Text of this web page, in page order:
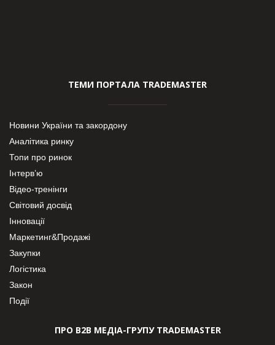
ТЕМИ ПОРТАЛА TRADEMASTER
Новини України та закордону
Аналітика ринку
Топи про ринок
Інтерв’ю
Відео-тренінги
Світовий досвід
Інновації
Маркетинг&Продажі
Закупки
Логістика
Закон
Події
ПРО В2В МЕДІА-ГРУПУ TRADEMASTER